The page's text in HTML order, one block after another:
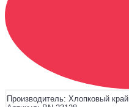
Производитель: Хлопковый край